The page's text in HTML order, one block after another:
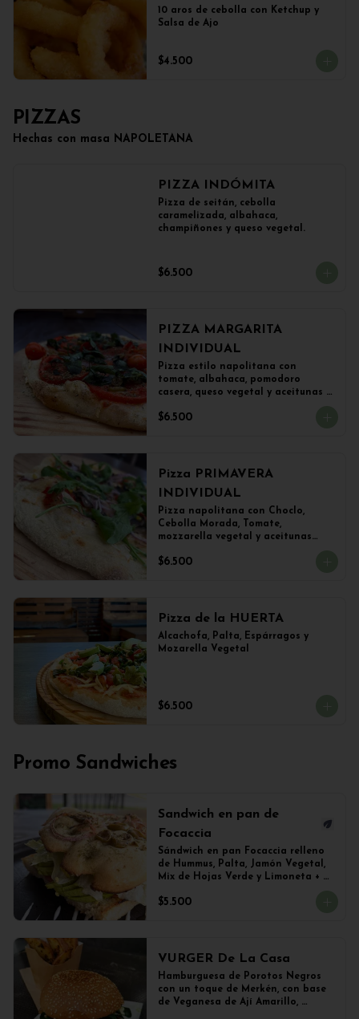
10 aros de cebolla con Ketchup y
Salsa de Ajo
$4.500
PIZZAS
Hechas con masa NAPOLETANA
PIZZA INDÓMITA
Pizza de seitán, cebolla
caramelizada, albahaca,
champiñones y queso vegetal.
$6.500
PIZZA MARGARITA
INDIVIDUAL
Pizza estilo napolitana con
tomate, albahaca, pomodoro
casera, queso vegetal y aceitunas
$6.500
Pizza PRIMAVERA
INDIVIDUAL
Pizza napolitana con Choclo,
Cebolla Morada, Tomate,
mozzarella vegetal y aceitunas
$6.500
Pizza de la HUERTA
Alcachofa, Palta, Espárragos y
Mozarella Vegetal
$6.500
Promo Sandwiches
Sandwich en pan de
Focaccia
Sándwich en pan Focaccia relleno
de Hummus, Palta, Jamón Vegetal,
Mix de Hojas Verde y Limoneta +
$5.500
VURGER De La Casa
Hamburguesa de Porotos Negros
con un toque de Merkén, con base
de Veganesa de Ají Amarillo,